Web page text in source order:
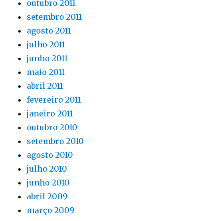
outubro 2011
setembro 2011
agosto 2011
julho 2011
junho 2011
maio 2011
abril 2011
fevereiro 2011
janeiro 2011
outubro 2010
setembro 2010
agosto 2010
julho 2010
junho 2010
abril 2009
março 2009